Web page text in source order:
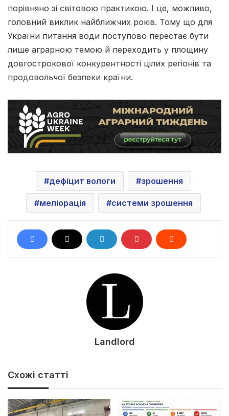
порівняно зі світовою практикою. І це, можливо,
головний виклик найближчих років. Тому що для
України питання води поступово перестає бути
лише аграрною темою й переходить у площину
довгострокової конкурентності цілих регіонів та
продовольчої безпеки країни.
дефіцит вологи зрошення
меліорація системи зрошення
Landlord
Схожі статті